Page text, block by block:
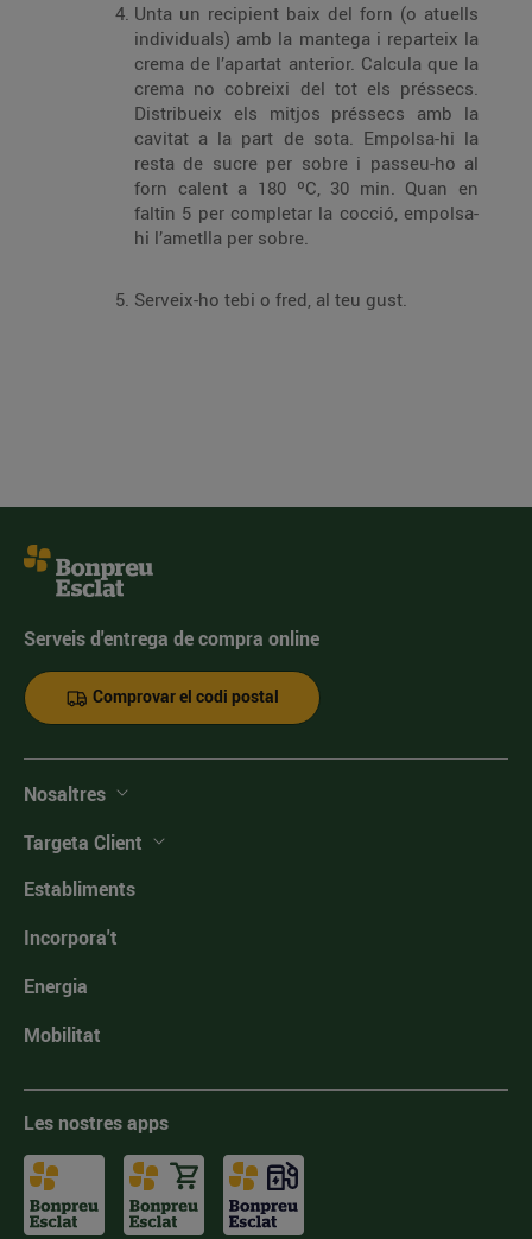
Unta un recipient baix del forn (o atuells
individuals) amb la mantega i reparteix la
crema de l’apartat anterior. Calcula que la
crema no cobreixi del tot els préssecs.
Distribueix els mitjos préssecs amb la
cavitat a la part de sota. Empolsa-hi la
resta de sucre per sobre i passeu-ho al
forn calent a 180 ºC, 30 min. Quan en
faltin 5 per completar la cocció, empolsa-
hi l’ametlla per sobre.
Serveix-ho tebi o fred, al teu gust.
Serveis d'entrega de compra online
Comprovar el codi postal
Nosaltres
Targeta Client
Establiments
Incorpora't
Energia
Mobilitat
Les nostres apps